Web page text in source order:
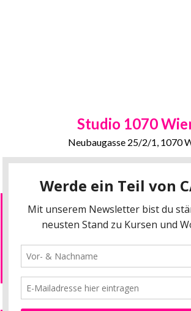
Studio 1070
Neubaugasse 25/2/1, 1070
Öffentliche
U3, 13a, 49
Wir verwenden Cookies um unsere
unseren Service zu optimieren. Mehr
findest du hier:Datenschutz
Alle akzeptieren